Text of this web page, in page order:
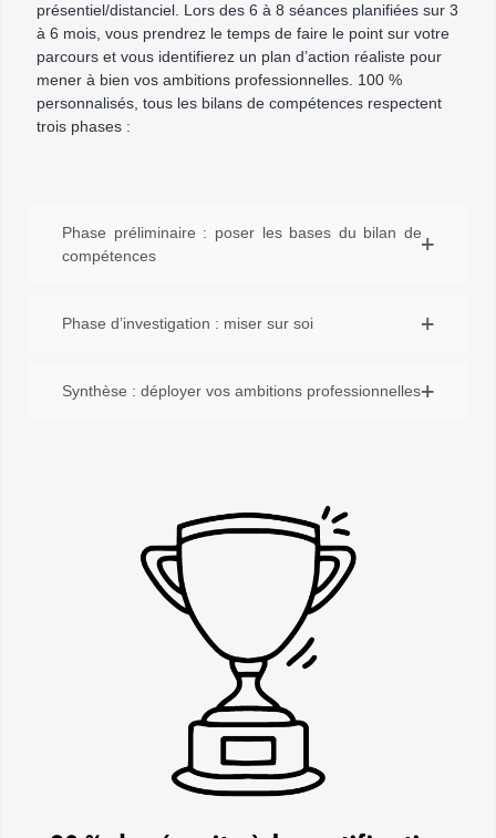
présentiel/distanciel. Lors des 6 à 8 séances planifiées sur 3
à 6 mois, vous prendrez le temps de faire le point sur votre
parcours et vous identifierez un plan d’action réaliste pour
mener à bien vos ambitions professionnelles. 100 %
personnalisés, tous les bilans de compétences respectent
trois phases :
Phase préliminaire : poser les bases du bilan de
compétences
Phase d’investigation : miser sur soi
Synthèse : déployer vos ambitions professionnelles